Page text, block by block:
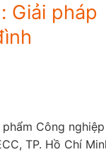
Giải pháp
Công nghiệp
TP. Hồ Chí